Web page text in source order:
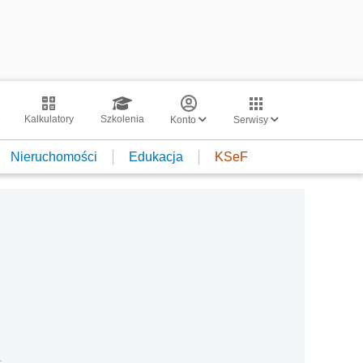
Kalkulatory Szkolenia Konto Serwisy
Nieruchomości Edukacja KSeF